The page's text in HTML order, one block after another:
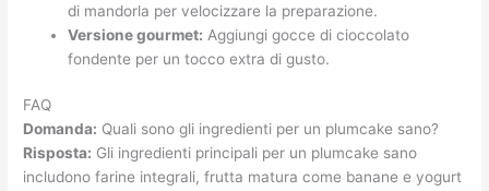
di mandorla per velocizzare la preparazione.
Versione gourmet: Aggiungi gocce di cioccolato
fondente per un tocco extra di gusto.
FAQ
Domanda: Quali sono gli ingredienti per un plumcake sano?
Risposta: Gli ingredienti principali per un plumcake sano
includono farine integrali, frutta matura come banane e yogurt